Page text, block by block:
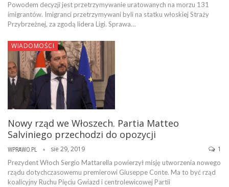
Powodem decyzji jest przetrzymywanie uratowanych na morzu 131
imigrantów. Imigranci przetrzymywani byli na statku włoskiej Straży
Przybrzeżnej, za zgodą lidera Ligi. Sprawa…
WIADOMOŚCI
Nowy rząd we Włoszech. Partia Matteo
Salviniego przechodzi do opozycji
WPRAWO.PL sie 29, 2019 1
Prezydent Włoch Sergio Mattarella powierzył misję utworzenia nowego
rządu dotychczasowemu premierowi Giuseppe Conte. Ma to być rząd
koalicyjny Ruchu Pięciu Gwiazd i centrolewicowej Partii